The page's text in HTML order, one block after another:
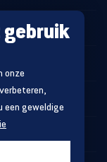
gebruik
onze
een geweldige